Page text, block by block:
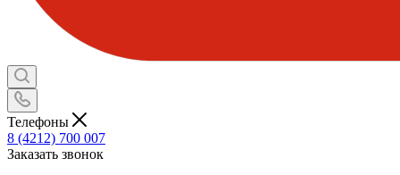
Телефоны
8 (4212) 700 007
Заказать звонок